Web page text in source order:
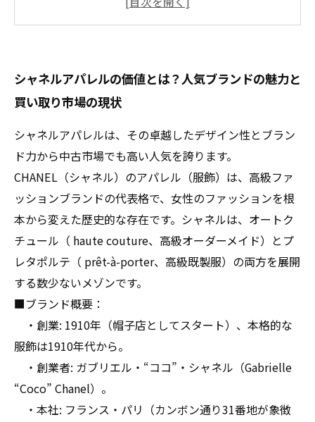
商品の状態・流行・付属品がカギ！シャネルア
パレル高価査定の秘密
高価査定を目指すあなたへ！シャネルアパレル
売却で失敗しない交渉テクニック
シャネルアパレルを賢く売るための基礎知識と
最新トレンド紹介
買取市場で差がつく！シャネルアパレル高価査
定の全てを知ろう
シャネルアパレルの価値とは？人気ブランドの魅力と
買い取り市場の現状
シャネルアパレルは、その卓越したデザイン性とブラン
ド力から中古市場でも高い人気を誇ります。
CHANEL（シャネル）のアパレル（服飾）は、高級ファ
ッションブランドの代表格で、女性のファッションを根
本から変えた歴史的な存在です。シャネルは、オートク
チュール（ haute couture、高級オーダーメイド）とプ
レタポルテ（ prêt-à-porter、高級既製服）の両方を展開
する数少ないメゾンです。
■ブランド概要：
・創業: 1910年（帽子店としてスタート）、本格的な
服飾は1910年代から。
・創業者: ガブリエル・“ココ”・シャネル（Gabrielle
“Coco” Chanel）。
・本社: フランス・パリ（カンボン通り31番地が象徴